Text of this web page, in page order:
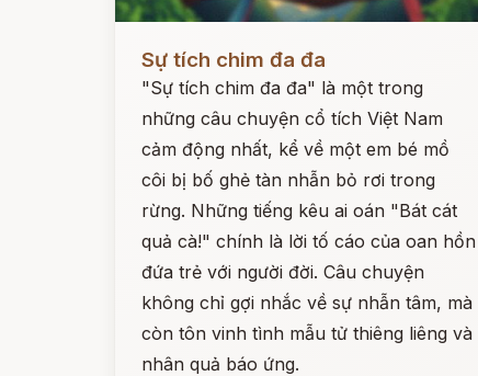
Sự tích chim đa đa
"Sự tích chim đa đa" là một trong
những câu chuyện cổ tích Việt Nam
cảm động nhất, kể về một em bé mồ
côi bị bố ghẻ tàn nhẫn bỏ rơi trong
rừng. Những tiếng kêu ai oán "Bát cát
quả cà!" chính là lời tố cáo của oan hồn
đứa trẻ với người đời. Câu chuyện
không chỉ gợi nhắc về sự nhẫn tâm, mà
còn tôn vinh tình mẫu tử thiêng liêng và
nhân quả báo ứng.